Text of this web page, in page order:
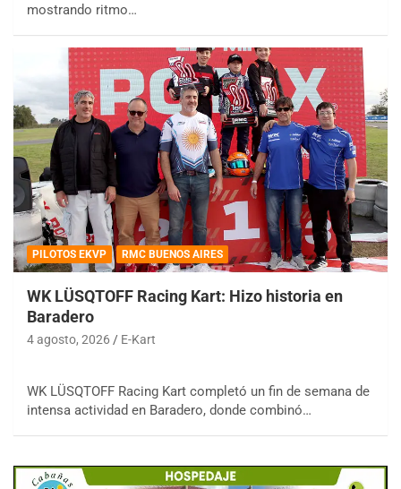
mostrando ritmo…
PILOTOS EKVP RMC BUENOS AIRES
WK LÜSQTOFF Racing Kart: Hizo historia en
Baradero
4 agosto, 2026 E-Kart
WK LÜSQTOFF Racing Kart completó un fin de semana de
intensa actividad en Baradero, donde combinó…
COBERTURA ESPECIAL DE E-KART.COM.AR
08/09-AGO